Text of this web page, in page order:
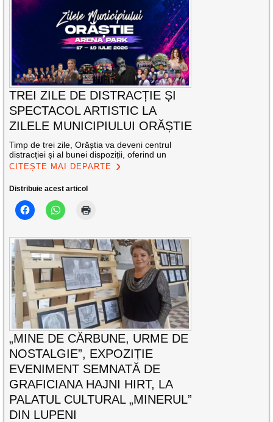
TREI ZILE DE DISTRACȚIE ȘI
SPECTACOL ARTISTIC LA
ZILELE MUNICIPIULUI ORĂȘTIE
Timp de trei zile, Orăștia va deveni centrul
distracției și al bunei dispoziții, oferind un
CITEȘTE MAI DEPARTE
Distribuie acest articol
„MINE DE CĂRBUNE, URME DE
NOSTALGIE”, EXPOZIȚIE
EVENIMENT SEMNATĂ DE
GRAFICIANA HAJNI HIRT, LA
PALATUL CULTURAL „MINERUL”
DIN LUPENI